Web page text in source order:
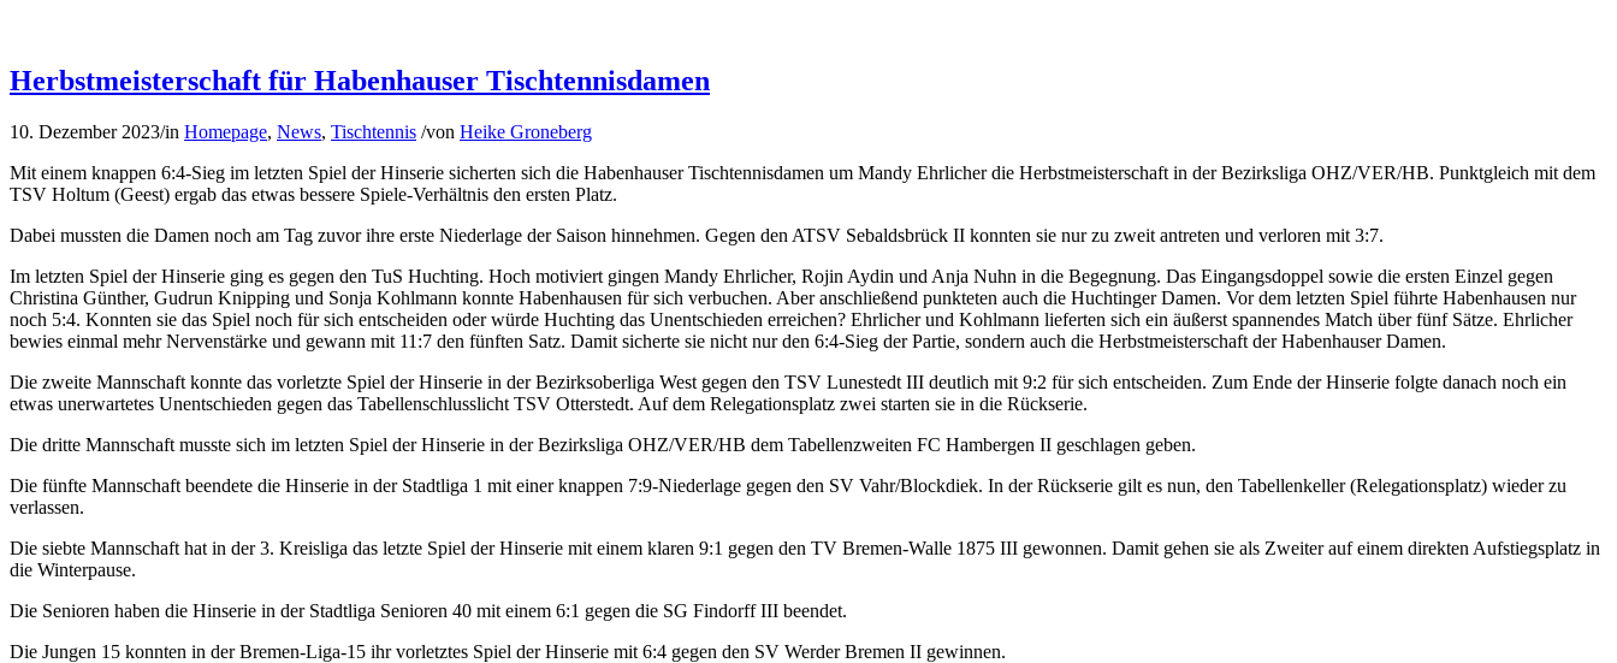
Herbstmeisterschaft für Habenhauser Tischtennisdamen
10. Dezember 2023/in Homepage, News, Tischtennis /von Heike Groneberg
Mit einem knappen 6:4-Sieg im letzten Spiel der Hinserie sicherten sich die Habenhauser Tischtennisdamen um Mandy Ehrlicher die Herbstmeisterschaft in der Bezirksliga OHZ/VER/HB. Punktgleich mit dem
TSV Holtum (Geest) ergab das etwas bessere Spiele-Verhältnis den ersten Platz.
Dabei mussten die Damen noch am Tag zuvor ihre erste Niederlage der Saison hinnehmen. Gegen den ATSV Sebaldsbrück II konnten sie nur zu zweit antreten und verloren mit 3:7.
Im letzten Spiel der Hinserie ging es gegen den TuS Huchting. Hoch motiviert gingen Mandy Ehrlicher, Rojin Aydin und Anja Nuhn in die Begegnung. Das Eingangsdoppel sowie die ersten Einzel gegen
Christina Günther, Gudrun Knipping und Sonja Kohlmann konnte Habenhausen für sich verbuchen. Aber anschließend punkteten auch die Huchtinger Damen. Vor dem letzten Spiel führte Habenhausen nur
noch 5:4. Konnten sie das Spiel noch für sich entscheiden oder würde Huchting das Unentschieden erreichen? Ehrlicher und Kohlmann lieferten sich ein äußerst spannendes Match über fünf Sätze. Ehrlicher
bewies einmal mehr Nervenstärke und gewann mit 11:7 den fünften Satz. Damit sicherte sie nicht nur den 6:4-Sieg der Partie, sondern auch die Herbstmeisterschaft der Habenhauser Damen.
Die zweite Mannschaft konnte das vorletzte Spiel der Hinserie in der Bezirksoberliga West gegen den TSV Lunestedt III deutlich mit 9:2 für sich entscheiden. Zum Ende der Hinserie folgte danach noch ein
etwas unerwartetes Unentschieden gegen das Tabellenschlusslicht TSV Otterstedt. Auf dem Relegationsplatz zwei starten sie in die Rückserie.
Die dritte Mannschaft musste sich im letzten Spiel der Hinserie in der Bezirksliga OHZ/VER/HB dem Tabellenzweiten FC Hambergen II geschlagen geben.
Die fünfte Mannschaft beendete die Hinserie in der Stadtliga 1 mit einer knappen 7:9-Niederlage gegen den SV Vahr/Blockdiek. In der Rückserie gilt es nun, den Tabellenkeller (Relegationsplatz) wieder zu
verlassen.
Die siebte Mannschaft hat in der 3. Kreisliga das letzte Spiel der Hinserie mit einem klaren 9:1 gegen den TV Bremen-Walle 1875 III gewonnen. Damit gehen sie als Zweiter auf einem direkten Aufstiegsplatz in
die Winterpause.
Die Senioren haben die Hinserie in der Stadtliga Senioren 40 mit einem 6:1 gegen die SG Findorff III beendet.
Die Jungen 15 konnten in der Bremen-Liga-15 ihr vorletztes Spiel der Hinserie mit 6:4 gegen den SV Werder Bremen II gewinnen.